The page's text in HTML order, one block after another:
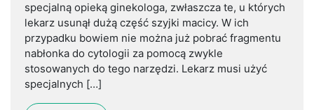
specjalną opieką ginekologa, zwłaszcza te, u których
lekarz usunął dużą część szyjki macicy. W ich
przypadku bowiem nie można już pobrać fragmentu
nabłonka do cytologii za pomocą zwykle
stosowanych do tego narzędzi. Lekarz musi użyć
specjalnych […]